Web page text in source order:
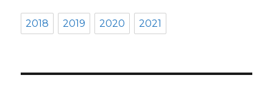
2018 2019 2020 2021